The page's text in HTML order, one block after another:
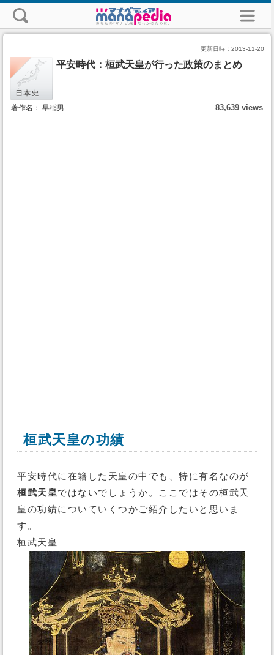
更新日時： 2013-11-20
平安時代：桓武天皇が行った政策のまとめ
著作名： 早稲男 83,639 views
桓武天皇の功績
平安時代に在籍した天皇の中でも、特に有名なのが
桓武天皇ではないでしょうか。ここではその桓武天
皇の功績についていくつかご紹介したいと思いま
す。
桓武天皇